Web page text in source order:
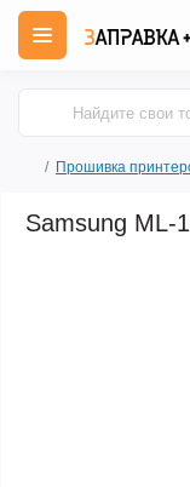
Прошивка
Samsung ML-